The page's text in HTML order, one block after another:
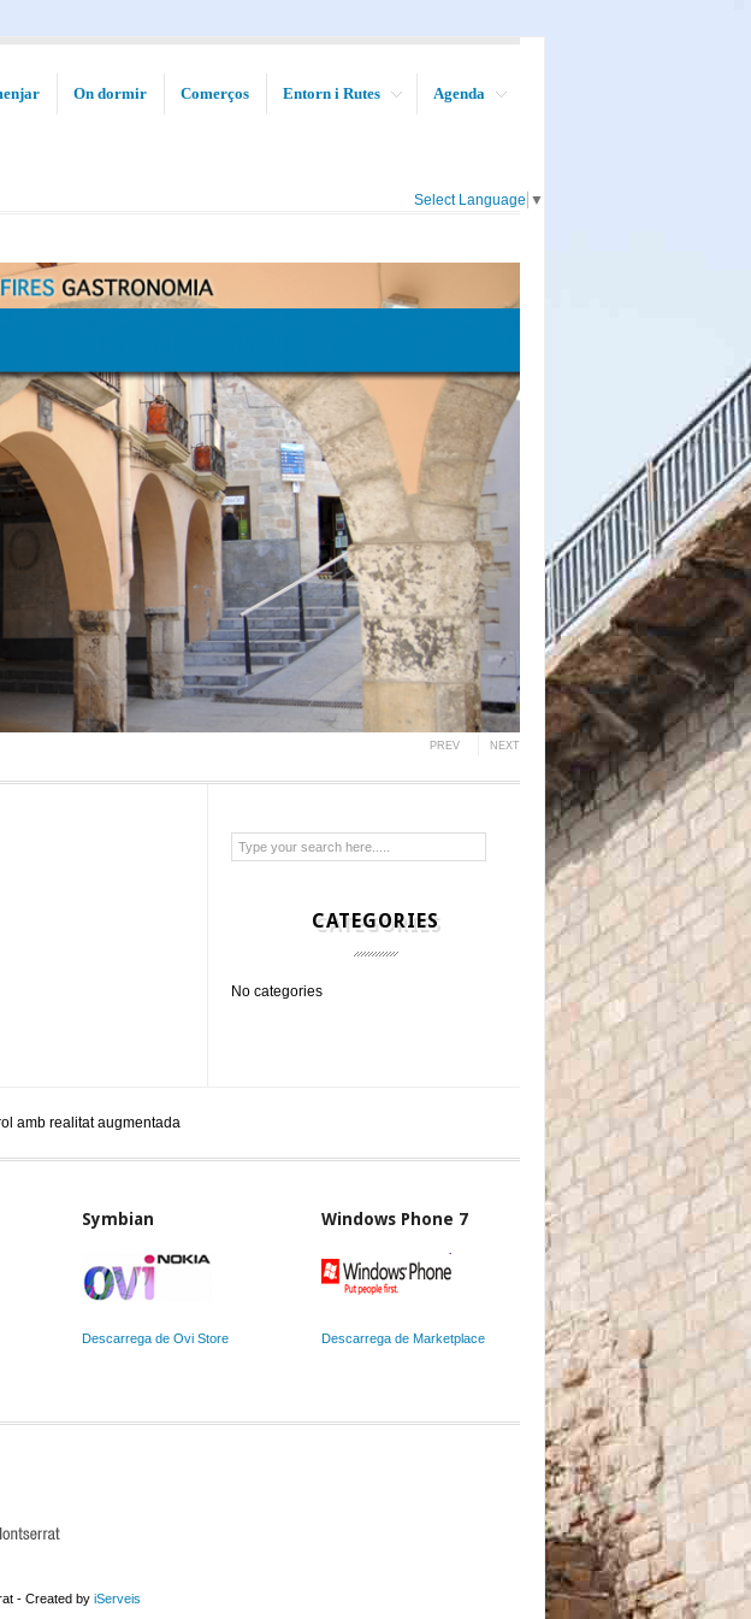
On dormir Comerços Entorn i Rutes Agenda
Select Language ▼
PREV NEXT
CATEGORIES
No categories
amb realitat augmentada
Symbian
Descarrega de Ovi Store
Windows Phone 7
Descarrega de Marketplace
- Created by iServeis